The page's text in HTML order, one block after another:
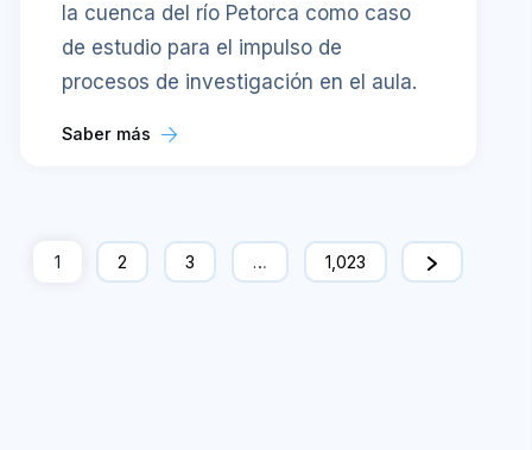
la cuenca del río Petorca como caso
de estudio para el impulso de
procesos de investigación en el aula.
Saber más
1 2 3 … 1,023